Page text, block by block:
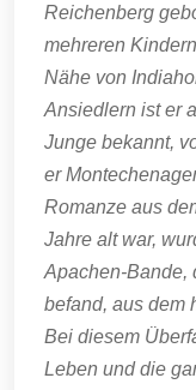
Reichenberg
mehreren
Nähe von
Ansiedlern ist er
Junge bekannt,
er
Romanze aus
Jahre alt war,
Apachen-Bande,
befand, aus dem
Bei diesem
Leben und die